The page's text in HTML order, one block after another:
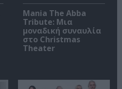
Mania The Abba
Tribute: Μια
μοναδική συναυλία
στο Christmas
Theater